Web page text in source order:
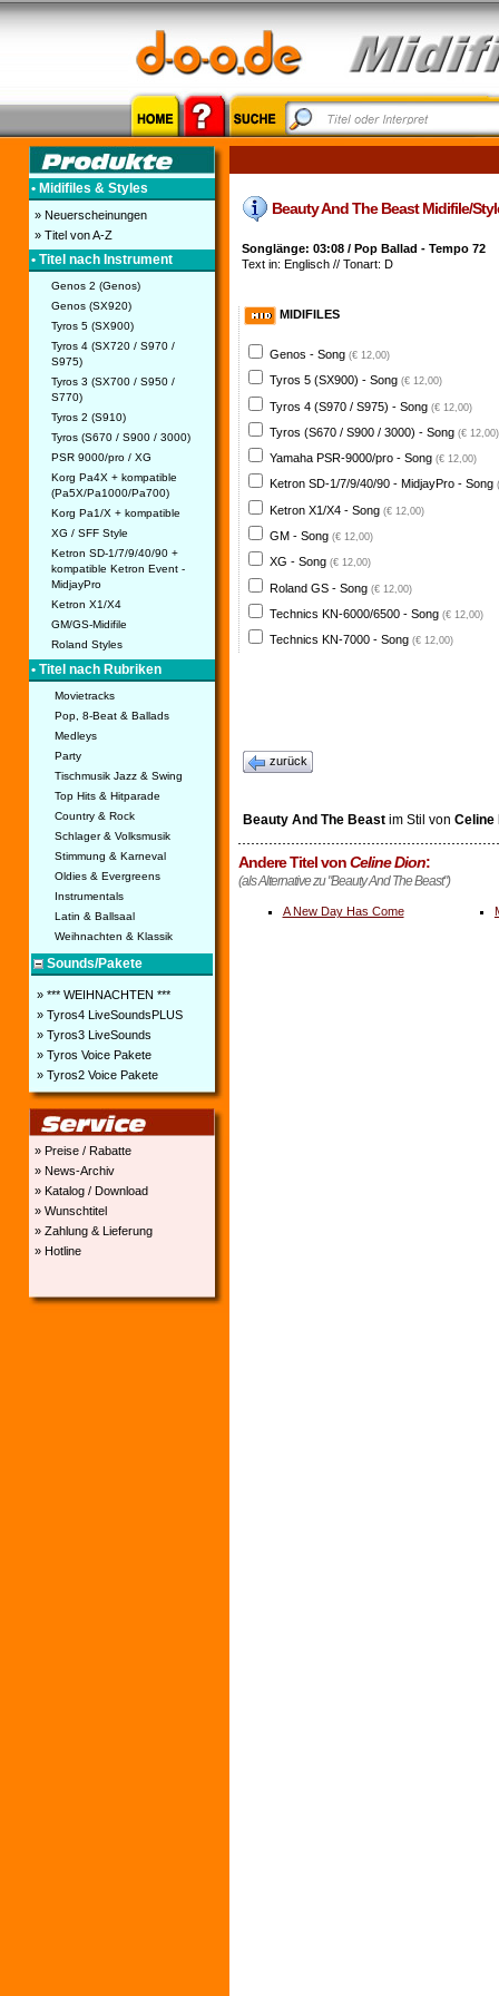
• Midifiles & Styles
» Neuerscheinungen
» Titel von A-Z
• Titel nach Instrument
Genos 2 (Genos)
Genos (SX920)
Tyros 5 (SX900)
Tyros 4 (SX720 / S970 /
S975)
Tyros 3 (SX700 / S950 /
S770)
Tyros 2 (S910)
Tyros (S670 / S900 / 3000)
PSR 9000/pro / XG
Korg Pa4X + kompatible
(Pa5X/Pa1000/Pa700)
Korg Pa1/X + kompatible
XG / SFF Style
Ketron SD-1/7/9/40/90 +
kompatible Ketron Event -
MidjayPro
Ketron X1/X4
GM/GS-Midifile
Roland Styles
• Titel nach Rubriken
Movietracks
Pop, 8-Beat & Ballads
Medleys
Party
Tischmusik Jazz & Swing
Top Hits & Hitparade
Country & Rock
Schlager & Volksmusik
Stimmung & Karneval
Oldies & Evergreens
Instrumentals
Latin & Ballsaal
Weihnachten & Klassik
Sounds/Pakete
» *** WEIHNACHTEN ***
» Tyros4 LiveSoundsPLUS
» Tyros3 LiveSounds
» Tyros Voice Pakete
» Tyros2 Voice Pakete
» Preise / Rabatte
» News-Archiv
» Katalog / Download
» Wunschtitel
» Zahlung & Lieferung
» Hotline
Beauty And The Beast Midifile/
Songlänge: 03:08 / Pop Ballad - Tempo 72
Text in: Englisch // Tonart: D
MIDIFILES
Genos - Song (€ 12,00)
Tyros 5 (SX900) - Song (€ 12,00)
Tyros 4 (S970 / S975) - Song (€ 12,00)
Tyros (S670 / S900 / 3000) - Song (€ 12,00)
Yamaha PSR-9000/pro - Song (€ 12,00)
Ketron SD-1/7/9/40/90 - MidjayPro - Song
Ketron X1/X4 - Song (€ 12,00)
GM - Song (€ 12,00)
XG - Song (€ 12,00)
Roland GS - Song (€ 12,00)
Technics KN-6000/6500 - Song (€ 12,00)
Technics KN-7000 - Song (€ 12,00)
zurück
Beauty And The Beastim Stil von Celine
Andere Titel vonCeline Dion:
(als Alternative zu "Beauty And The Beast")
A New Day Has Come